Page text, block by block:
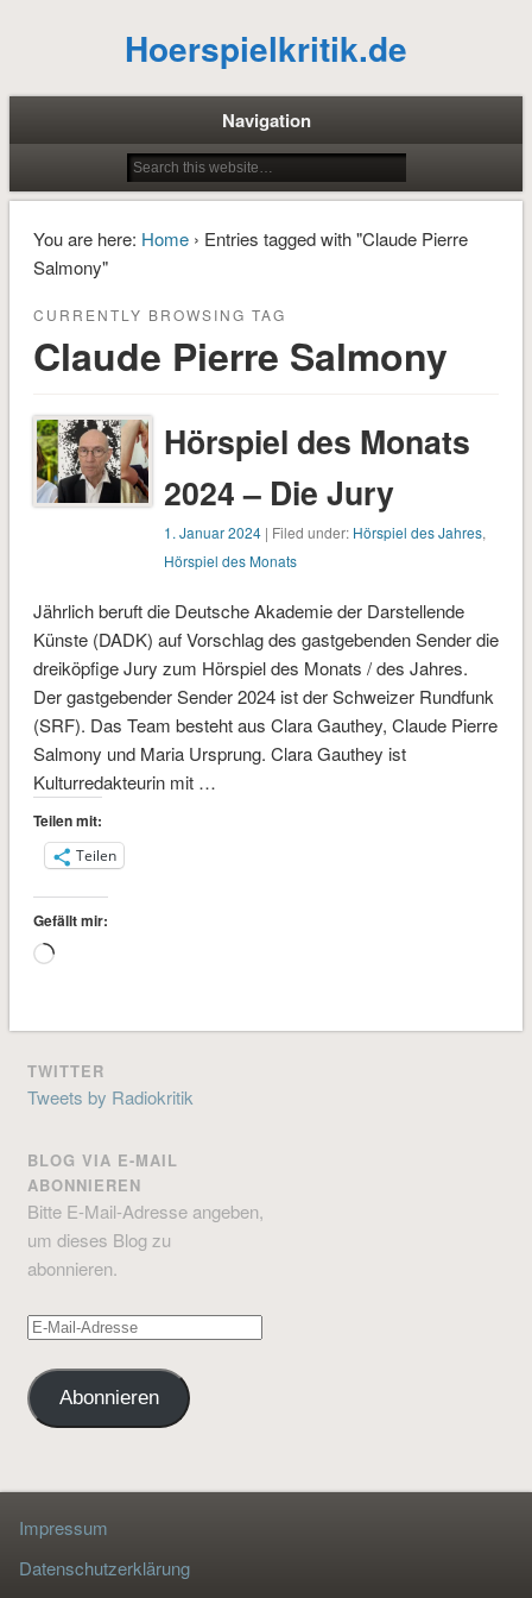
Hoerspielkritik.de
Navigation
You are here: Home› Entries tagged with "Claude Pierre
Salmony"
CURRENTLY BROWSING TAG
Claude Pierre Salmony
Hörspiel des Monats
2024 – Die Jury
1. Januar 2024 | Filed under: Hörspiel des Jahres,
Hörspiel des Monats
Jährlich beruft die Deutsche Akademie der Darstellende
Künste (DADK) auf Vorschlag des gastgebenden Sender die
dreiköpfige Jury zum Hörspiel des Monats / des Jahres.
Der gastgebender Sender 2024 ist der Schweizer Rundfunk
(SRF). Das Team besteht aus Clara Gauthey, Claude Pierre
Salmony und Maria Ursprung. Clara Gauthey ist
Kulturredakteurin mit …
Teilen mit:
Teilen
Gefällt mir:
Wird
TWITTER
Tweets by Radiokritik
BLOG VIA E-MAIL
ABONNIEREN
Bitte E-Mail-Adresse angeben,
um dieses Blog zu
abonnieren.
E-
Adresse
Abonnieren
Impressum
Datenschutzerklärung